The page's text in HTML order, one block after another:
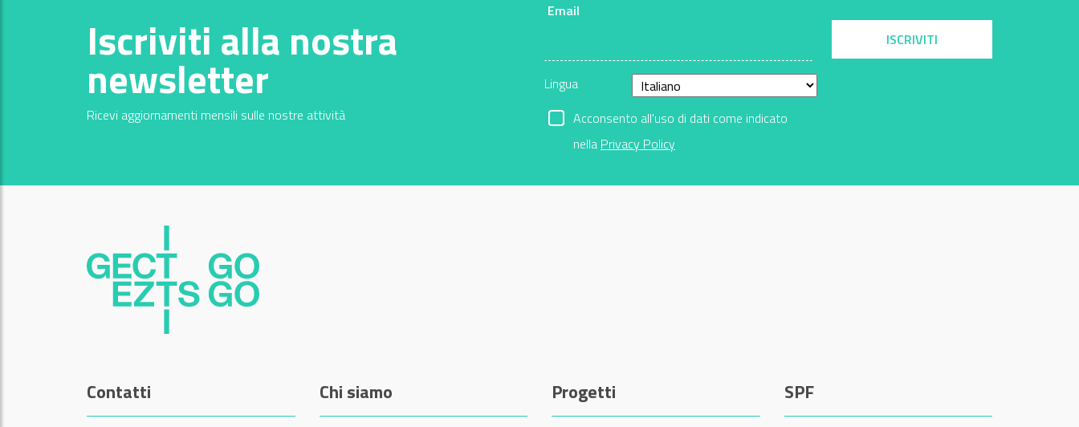
Iscriviti alla nostra
newsletter
Ricevi aggiornamenti mensili sulle nostre attività
Email
Lingua
Acconsento all'uso di dati come indicato
nella Privacy Policy
ISCRIVITI
Contatti Chi siamo Progetti SPF